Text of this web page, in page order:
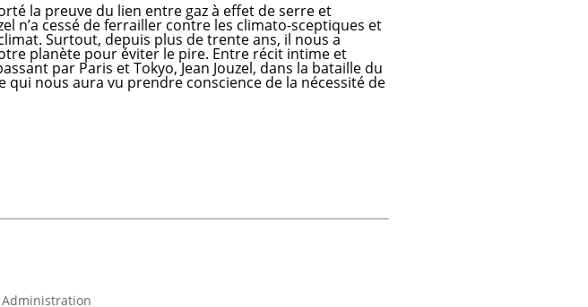
la preuve du lien entre gaz à effet de serre et
n’a cessé de ferrailler contre les climato-sceptiques et
Surtout, depuis plus de trente ans, il nous a
planète pour éviter le pire. Entre récit intime et
par Paris et Tokyo, Jean Jouzel, dans la bataille du
nous aura vu prendre conscience de la nécessité de
Administration